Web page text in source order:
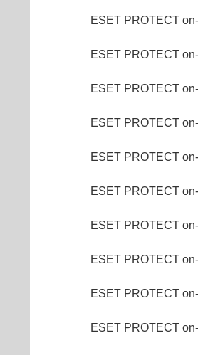
ESET PROTECT
ESET PROTECT
ESET PROTECT
ESET PROTECT
ESET PROTECT
ESET PROTECT
ESET PROTECT
ESET PROTECT
ESET PROTECT
ESET PROTECT